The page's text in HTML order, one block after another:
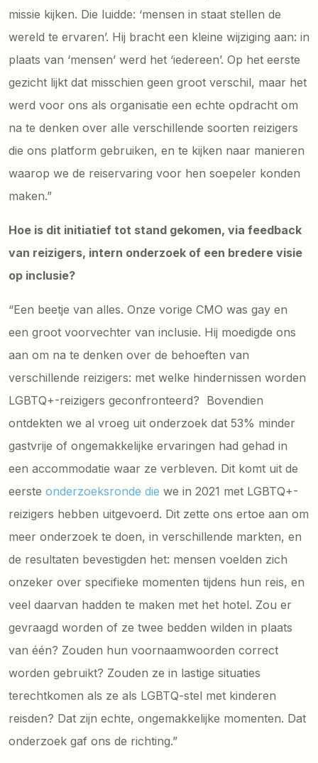
missie kijken. Die luidde: ‘mensen in staat stellen de
wereld te ervaren’. Hij bracht een kleine wijziging aan: in
plaats van ‘mensen’ werd het ‘iedereen’. Op het eerste
gezicht lijkt dat misschien geen groot verschil, maar het
werd voor ons als organisatie een echte opdracht om
na te denken over alle verschillende soorten reizigers
die ons platform gebruiken, en te kijken naar manieren
waarop we de reiservaring voor hen soepeler konden
maken.”
Hoe is dit initiatief tot stand gekomen, via feedback
van reizigers, intern onderzoek of een bredere visie
op inclusie?
“Een beetje van alles. Onze vorige CMO was gay en
een groot voorvechter van inclusie. Hij moedigde ons
aan om na te denken over de behoeften van
verschillende reizigers: met welke hindernissen worden
LGBTQ+-reizigers geconfronteerd? Bovendien
ontdekten we al vroeg uit onderzoek dat 53% minder
gastvrije of ongemakkelijke ervaringen had gehad in
een accommodatie waar ze verbleven. Dit komt uit de
eerste onderzoeksronde die we in 2021 met LGBTQ+-
reizigers hebben uitgevoerd. Dit zette ons ertoe aan om
meer onderzoek te doen, in verschillende markten, en
de resultaten bevestigden het: mensen voelden zich
onzeker over specifieke momenten tijdens hun reis, en
veel daarvan hadden te maken met het hotel. Zou er
gevraagd worden of ze twee bedden wilden in plaats
van één? Zouden hun voornaamwoorden correct
worden gebruikt? Zouden ze in lastige situaties
terechtkomen als ze als LGBTQ-stel met kinderen
reisden? Dat zijn echte, ongemakkelijke momenten. Dat
onderzoek gaf ons de richting.”